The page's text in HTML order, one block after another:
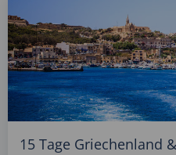
15 Tage Griechenland